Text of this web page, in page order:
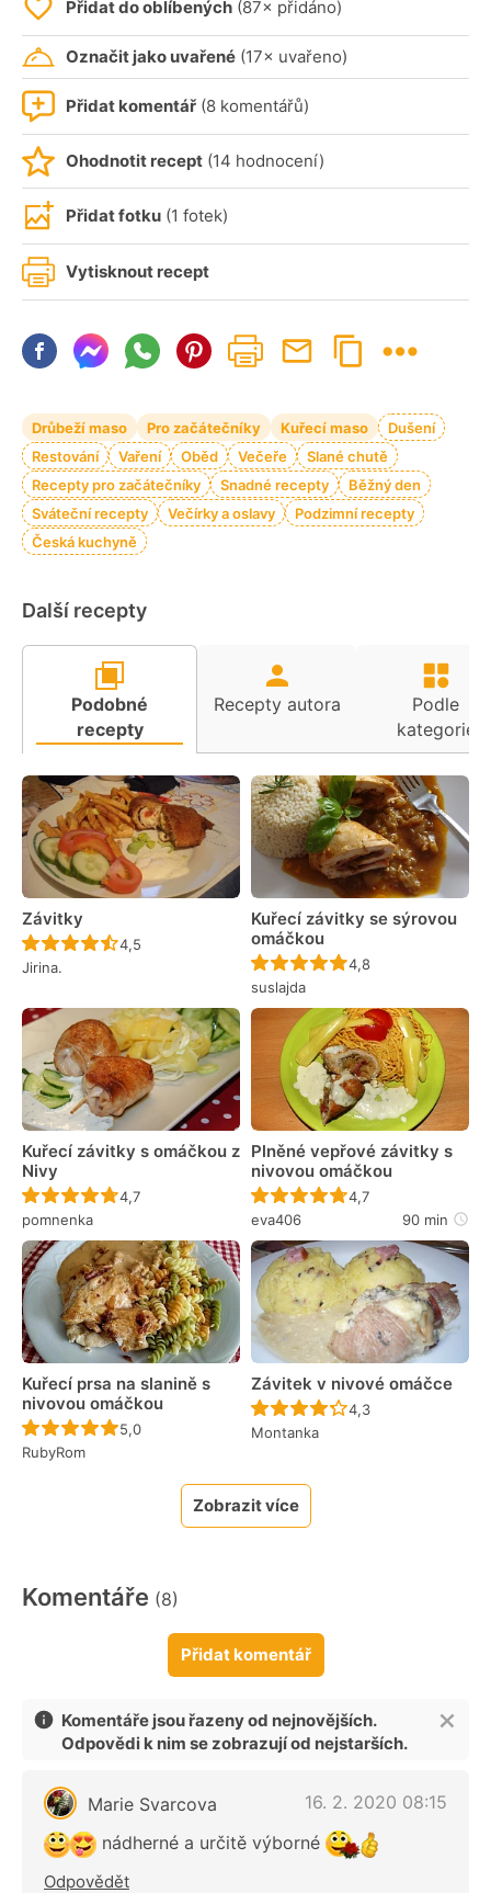
Přidat do oblíbených (87× přidáno)
Označit jako uvařené (17× uvařeno)
Přidat komentář (8 komentářů)
Ohodnotit recept (14 hodnocení)
Přidat fotku (1 fotek)
Vytisknout recept
Drůbeží maso Pro začátečníky Kuřecí maso
Dušení
Restování
Vaření Oběd Večeře
Slané chutě
Recepty pro začátečníky
Snadné recepty
Běžný den
Sváteční recepty
Večírky a oslavy
Podzimní recepty
Česká kuchyně
Další recepty
Podobné
recepty
Recepty autora
Podle
kategorie
Závitky
Recept ještě nebyl hodnocen
4,5
Jirina.
Kuřecí závitky se sýrovou
omáčkou
Recept ještě nebyl
4,8
suslajda
Kuřecí závitky s omáčkou z
Nivy
Recept ještě nebyl hodnocen
4,7
pomnenka
Plněné vepřové závitky s
nivovou omáčkou
Recept ještě nebyl
4,7
eva406
90 min
Kuřecí prsa na slanině s
nivovou omáčkou
Recept ještě nebyl hodnocen
5,0
RubyRom
Závitek v nivové omáčce
Recept ještě nebyl
4,3
Montanka
Zobrazit více
Komentáře (8)
Přidat komentář
Komentáře jsou řazeny od nejnovějších.
Odpovědi k nim se zobrazují od nejstarších.
Marie Svarcova
16. 2. 2020 08:15
nádherné a určitě výborné
Odpovědět